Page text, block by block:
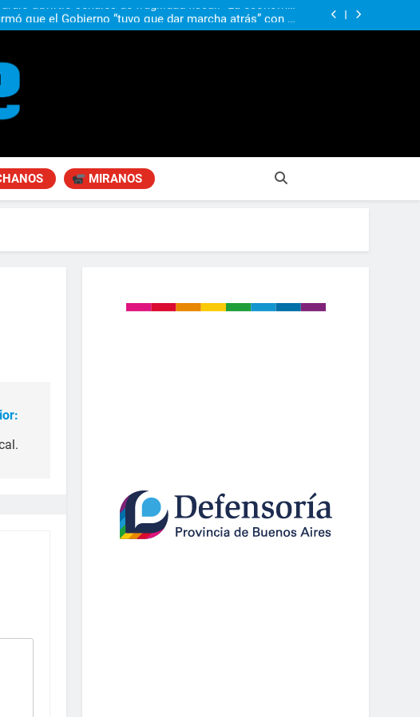
un problema que puede volver a generar déficit”
que el Gobierno “tuvo que dar marcha atrás” con la
un cambio de clima político entre los gobernadores
cuestionó la visita de León XIV a la Argentina: “Hubiera
un problema que puede volver a generar déficit”
que el Gobierno “tuvo que dar marcha atrás” con la
un cambio de clima político entre los gobernadores
cuestionó la visita de León XIV a la Argentina: “Hubiera
MIRANOS